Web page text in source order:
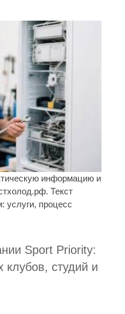
информацию и
Текст
услуги, процесс
Sport Priority:
клубов, студий и